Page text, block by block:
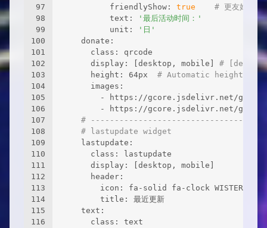
97
98
99
100
101
102
103
104
105
106
107
108
109
110
111
112
113
114
115
116
          friendlyShow:
true
# 更友好的时
          text:
'最后活动时间：'
          unit:
'日'
    donate:
      class: qrcode
      display: [desktop, mobile]
#
      height: 64px
# Automatic height if
      images:
- https://gcore.jsdelivr.net/gh/
- https://gcore.jsdelivr.net/gh/
#
# lastupdate widget
    lastupdate:
      class: lastupdate
      display: [desktop, mobile]
      header:
        icon: fa-solid fa-clock WISTERIA
        title: 最近更新
    text:
      class: text